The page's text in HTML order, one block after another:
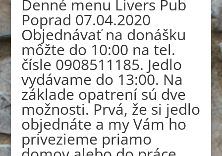
Denné menu Livers Pub
Poprad 07.04.2020
Objednávať na donášku
môžte do 10:00 na tel.
čísle 0908511185. Jedlo
vydávame do 13:00. Na
základe opatrení sú dve
možnosti. Prvá, že si jedlo
objednáte a my Vám ho
privezieme priamo